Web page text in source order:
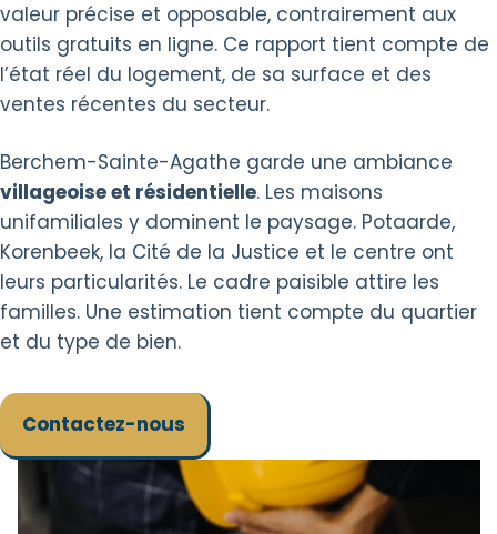
valeur précise et opposable, contrairement aux
outils gratuits en ligne. Ce rapport tient compte de
l’état réel du logement, de sa surface et des
ventes récentes du secteur.
Berchem-Sainte-Agathe garde une ambiance
villageoise et résidentielle. Les maisons
unifamiliales y dominent le paysage. Potaarde,
Korenbeek, la Cité de la Justice et le centre ont
leurs particularités. Le cadre paisible attire les
familles. Une estimation tient compte du quartier
et du type de bien.
Contactez-nous